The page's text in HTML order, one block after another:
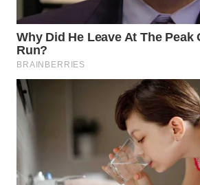
NEWS
METRO
JAKARTA
KRT
NEWS